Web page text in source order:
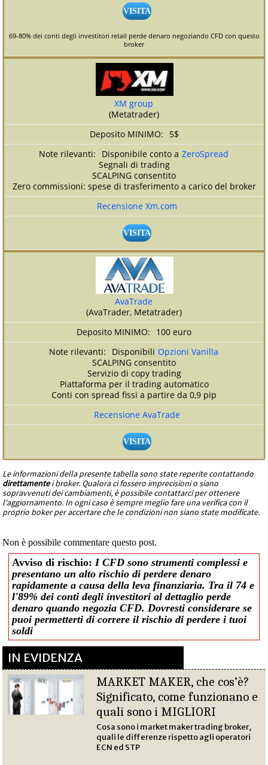
VISITA
69-80% dei conti degli investitori retail perde denaro negoziando CFD con questo
broker
XM group
(Metatrader)
5$
Disponibile conto a ZeroSpread
Segnali di trading
SCALPING consentito
Zero commissioni: spese di trasferimento a carico del broker
Recensione Xm.com
VISITA
AvaTrade
(AvaTrader, Metatrader)
100 euro
Disponibili Opzioni Vanilla
SCALPING consentito
Servizio di copy trading
Piattaforma per il trading automatico
Conti con spread fissi a partire da 0,9 pip
Recensione AvaTrade
VISITA
Le informazioni della presente tabella sono state reperite contattando
direttamentei broker. Qualora ci fossero imprecisioni o siano
sopravvenuti dei cambiamenti, è possibile contattarci per ottenere
l'aggiornamento. In ogni caso è sempre meglio fare una verifica con il
proprio boker per accertare che le condizioni non siano state modificate.
Non è possibile commentare questo post.
Avviso di rischio:I CFD sono strumenti complessi e
presentano un alto rischio di perdere denaro
rapidamente a causa della leva finanziaria. Tra il 74 e
l'89% dei conti degli investitori al dettaglio perde
denaro quando negozia CFD. Dovresti considerare se
puoi permetterti di correre il rischio di perdere i tuoi
soldi
IN EVIDENZA
MARKET MAKER, che cos’è?
Significato, come funzionano e
quali sono i MIGLIORI
Cosa sono i market maker trading broker,
quali le differenze rispetto agli operatori
ECN ed STP